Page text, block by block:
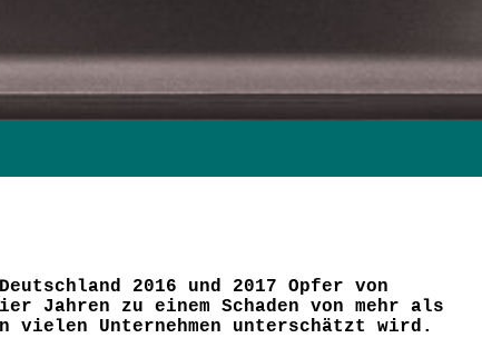
2016 und 2017 Opfer von
Jahren zu einem Schaden von mehr als
vielen Unternehmen unterschätzt wird.